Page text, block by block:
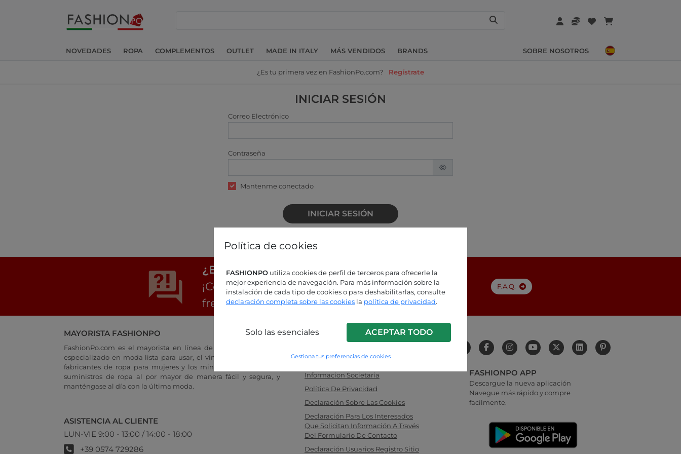
Política de cookies
FASHIONPO utiliza cookies de perfil de terceros para ofrecerle la
mejor experiencia de navegación. Para más información sobre la
instalación de cada tipo de cookies o para deshabilitarlas, consulte
declaración completa sobre las cookies la política de privacidad.
Solo las esenciales ACEPTAR TODO
Gestiona tus preferencias de cookies
NOVEDADES ROPA COMPLEMENTOS OUTLET MADE IN ITALY MÁS VENDIDOS BRANDS SOBRE NOSOTROS
¿Es tu primera vez en FashionPo.com? Regístrate
INICIAR SESIÓN
Correo Electrónico
Contraseña
Mantenme conectado
INICIAR SESIÓN
¿Has olvidado la contraseña?
¿Estás buscando respuestas?
¡Consulta nuestra página de preguntas
frecuentes!
F.A.Q.
MAYORISTA FASHIONPO
FashionPo.com es el mayorista en línea de ropa para mujeres,
especializado en moda lista para usar, el vínculo ideal entre los
fabricantes de ropa para mujeres y los minoristas. Compre sus
suministros de ropa al por mayor de manera fácil y segura, y
manténgase al día con la última moda.
ASISTENCIA AL CLIENTE
LUN-VIE 9:00 - 13:00 / 14:00 - 18:00
+39 0574 729286
INFO LINK
Contacte Con Nosotros
Informacion Societaria
Política De Privacidad
Declaración Sobre Las Cookies
Declaración Para Los Interesados
Que Solicitan Información A Través
Del Formulario De Contacto
Declaración Usuarios Registro Sitio
FASHIONPO APP
Descargue la nueva aplicación
Navegue más rápido y compre
facilmente.